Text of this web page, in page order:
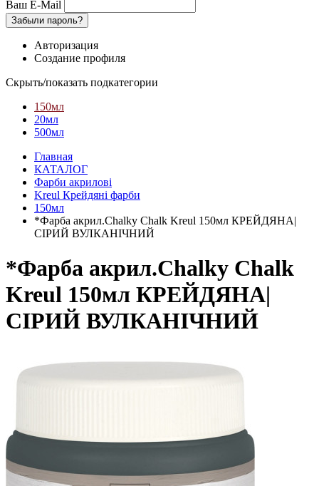
Ваш E-Mail
Забыли пароль?
Авторизация
Создание профиля
Скрыть/показать подкатегории
150мл
20мл
500мл
Главная
КАТАЛОГ
Фарби акрилові
Kreul Крейдяні фарби
150мл
*Фарба акрил.Chalky Chalk Kreul 150мл КРЕЙДЯНА|
СІРИЙ ВУЛКАНІЧНИЙ
*Фарба акрил.Chalky Chalk
Kreul 150мл КРЕЙДЯНА|
СІРИЙ ВУЛКАНІЧНИЙ